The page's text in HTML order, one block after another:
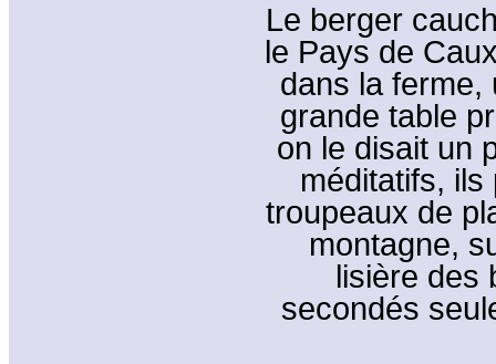
Le berger
le Pays de
dans la ferme,
grande table
on le disait un
méditatifs,
troupeaux de
montagne,
lisière des
secondés